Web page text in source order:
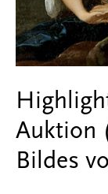
Auktion
Bildes